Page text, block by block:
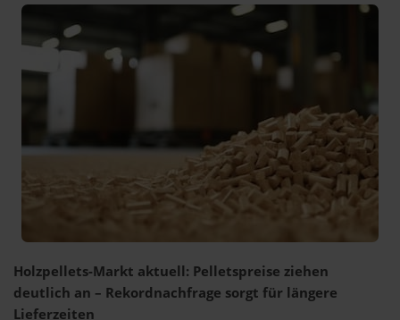
Holzpellets-Markt aktuell: Pelletspreise ziehen
deutlich an – Rekordnachfrage sorgt für längere
Lieferzeiten